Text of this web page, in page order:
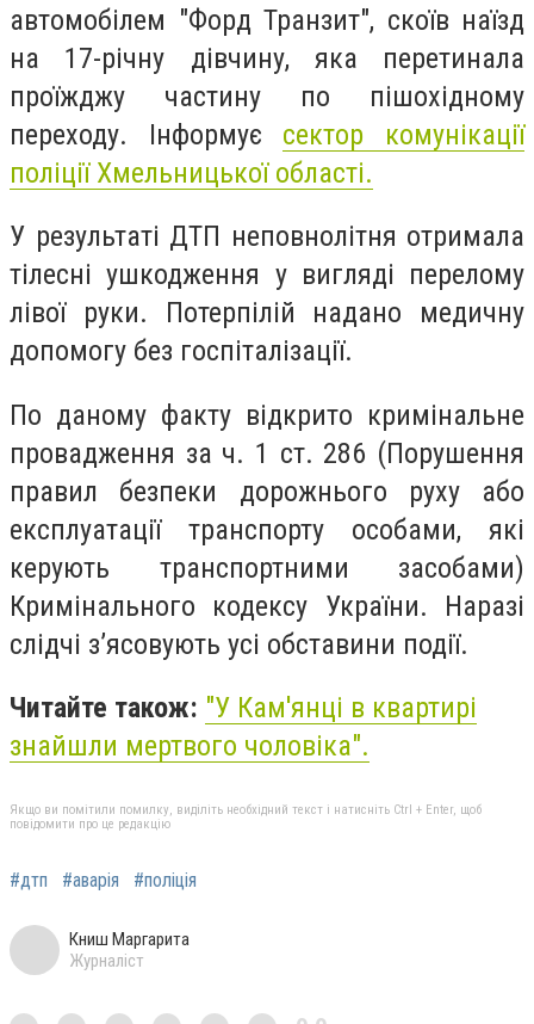
автомобілем "Форд Транзит", скоїв наїзд
на 17-річну дівчину, яка перетинала
проїжджу частину по пішохідному
переходу. Інформує сектор комунікації
поліції Хмельницької області.
У результаті ДТП неповнолітня отримала
тілесні ушкодження у вигляді перелому
лівої руки. Потерпілій надано медичну
допомогу без госпіталізації.
По даному факту відкрито кримінальне
провадження за ч. 1 ст. 286 (Порушення
правил безпеки дорожнього руху або
експлуатації транспорту особами, які
керують транспортними засобами)
Кримінального кодексу України. Наразі
слідчі з’ясовують усі обставини події.
Читайте також: "У Кам'янці в квартирі
знайшли мертвого чоловіка".
Якщо ви помітили помилку, виділіть необхідний текст і натисніть Ctrl + Enter, щоб
повідомити про це редакцію
#дтп #аварія #поліція
Книш Маргарита
Журналіст